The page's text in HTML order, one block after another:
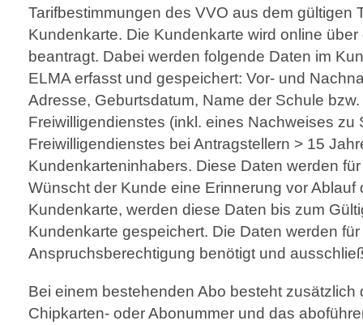
Tarifbestimmungen des VVO aus dem gültigen
Kundenkarte. Die Kundenkarte wird online
beantragt. Dabei werden folgende Daten im
ELMA erfasst und gespeichert: Vor- und
Adresse, Geburtsdatum, Name der Schule
Freiwilligendienstes (inkl. eines Nachweises zu
Freiwilligendienstes bei Antragstellern > 15
Kundenkarteninhabers. Diese Daten werden
Wünscht der Kunde eine Erinnerung vor Ablauf
Kundenkarte, werden diese Daten bis zum
Kundenkarte gespeichert. Die Daten werden
Anspruchs­berechtigung benötigt und
Bei einem bestehenden Abo besteht zusätzlich
Chipkarten- oder Abonummer und das